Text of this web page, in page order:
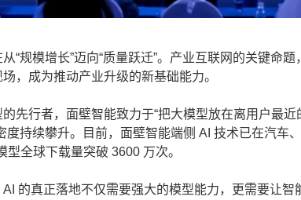
模增长”迈向“质量跃迁”。产业互联网的关键命题
，成为推动产业升级的新基础能力。
行者，面壁智能致力于“把大模型放在离用户最近
度持续攀升。目前，面壁智能端侧 AI 技术已在汽车
全球下载量突破 3600 万次。
真正落地不仅需要强大的模型能力，更需要让智